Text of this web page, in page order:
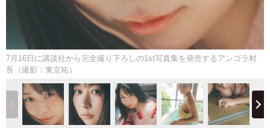
7月16日に講談社から完全撮り下ろしの1st写真集を発売するアンゴラ村
長（撮影：東京祐）